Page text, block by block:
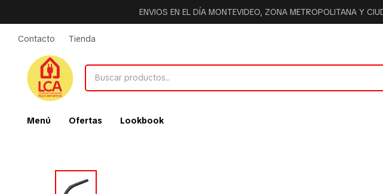
ENVIOS EN EL DÍA MONTEVIDEO, ZONA METROPOLITANA Y
Menú Ofertas Lookbook
Contacto Tienda